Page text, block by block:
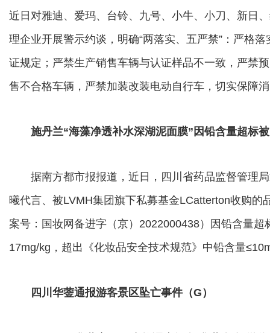
近日对雅迪、爱玛、台铃、九号、小牛、小刀、新日
理企业开展警示约谈，明确“两落实、五严禁”：严格
证规定；严禁生产销售车辆与认证样品不一致，严禁
售不合格车辆，严禁加装改装电动自行车，切实保障
施丹兰“海藻净透补水深湖泥面膜”因铅含量超标
据南方都市报报道，近日，四川省药品监督管理局
曦代言、被LVMH集团旗下私募基金LCatterton收购的
案号：国妆网备进字（京）2022000438）因铅含量
17mg/kg，超出《化妆品安全技术规范》中铅含量
四川华蓥通报游客景区坠亡事件（G）